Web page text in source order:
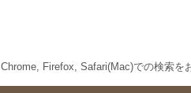
Chrome, Firefox, Safari(Mac)での検索を